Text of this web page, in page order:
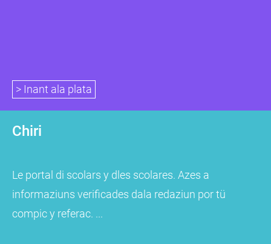
> Inant ala plata
Chiri
Le portal di scolars y dles scolares. Azes a
informaziuns verificades dala redaziun por tü
compic y referac. ...